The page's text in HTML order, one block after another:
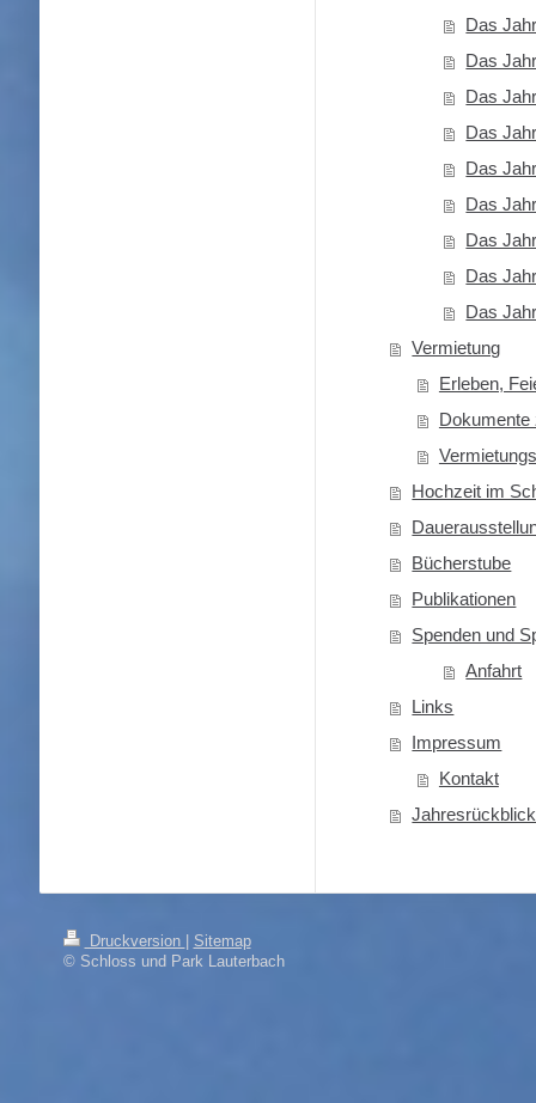
Das
Das
Das
Das
Das
Das
Das
Das
Das
Vermietung
Erleben,
Dokumente
Hochzeit im
Bücherstube
Publikationen
Spenden und
Anfahrt
Links
Impressum
Kontakt
Druckversion
Sitemap
© Schloss und Park Lauterbach